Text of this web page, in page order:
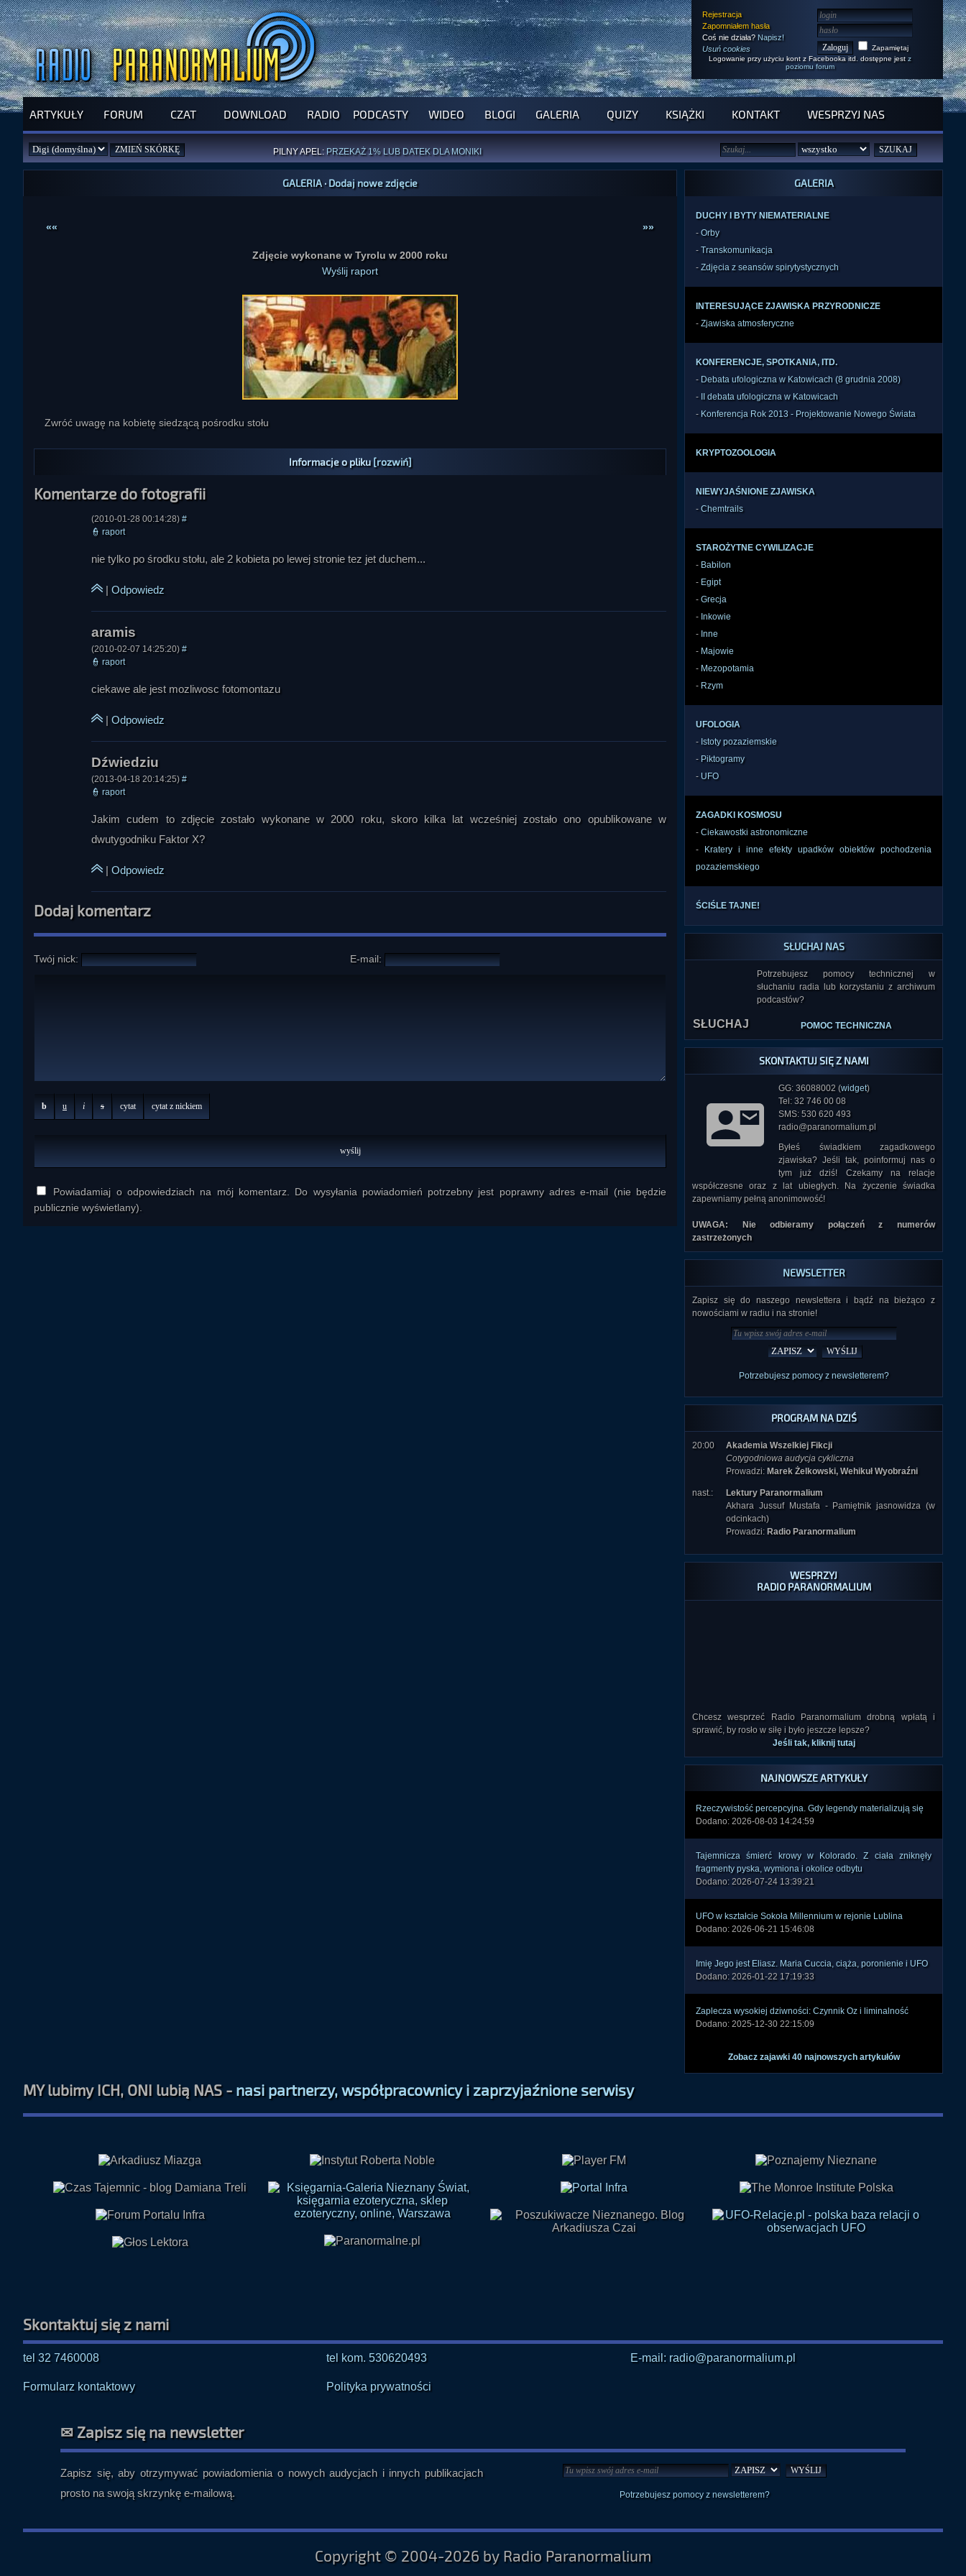
Rejestracja
Zapomniałem hasła
Coś nie działa? Napisz!
Usuń cookies
Zapamiętaj
Logowanie przy użyciu kont z Facebooka itd. dostępne jest z
poziomu forum
ARTYKUŁY FORUM CZAT DOWNLOAD RADIO PODCASTY WIDEO BLOGI GALERIA QUIZY KSIĄŻKI KONTAKT WESPRZYJ NAS
SPRAWDŹ PROGRAM NA NAJBLIŻSZY TYDZIEŃ
PILNY APEL: PRZEKAŻ 1% LUB DATEK DLA MONIKI
ZAŁOŻPARANORMALNEGO BLOGA
GALERIA · Dodaj nowe zdjęcie
«« »»
Zdjęcie wykonane w Tyrolu w 2000 roku
Wyślij raport
Zwróć uwagę na kobietę siedzącą pośrodku stołu
Informacje o pliku[rozwiń]
Komentarze do fotografii
(2010-01-28 00:14:28) #
👮 raport
nie tylko po środku stołu, ale 2 kobieta po lewej stronie tez jet duchem...
| Odpowiedz
(2010-02-07 14:25:20) #
👮 raport
ciekawe ale jest mozliwosc fotomontazu
| Odpowiedz
Dźwiedziu
(2013-04-18 20:14:25) #
👮 raport
Jakim cudem to zdjęcie zostało wykonane w 2000 roku, skoro kilka lat wcześniej zostało ono opublikowane w
dwutygodniku Faktor X?
| Odpowiedz
Dodaj komentarz
Twój nick: E-mail:
b u i s cytat cytat z nickiem
Powiadamiaj o odpowiedziach na mój komentarz. Do wysyłania powiadomień potrzebny jest poprawny adres e-mail (nie będzie
publicznie wyświetlany).
GALERIA
DUCHY I BYTY NIEMATERIALNE
- Orby
- Transkomunikacja
- Zdjęcia z seansów spirytystycznych
INTERESUJĄCE ZJAWISKA PRZYRODNICZE
- Zjawiska atmosferyczne
KONFERENCJE, SPOTKANIA, ITD.
- Debata ufologiczna w Katowicach (8 grudnia 2008)
- II debata ufologiczna w Katowicach
- Konferencja Rok 2013 - Projektowanie Nowego Świata
KRYPTOZOOLOGIA
NIEWYJAŚNIONE ZJAWISKA
- Chemtrails
STAROŻYTNE CYWILIZACJE
- Babilon
- Egipt
- Grecja
- Inkowie
- Inne
- Majowie
- Mezopotamia
- Rzym
UFOLOGIA
- Istoty pozaziemskie
- Piktogramy
- UFO
ZAGADKI KOSMOSU
- Ciekawostki astronomiczne
-
Kratery i inne efekty upadków obiektów pochodzenia
pozaziemskiego
ŚCIŚLE TAJNE!
SŁUCHAJ NAS
SŁUCHAJ
Potrzebujesz pomocy technicznej w
słuchaniu radia lub korzystaniu z archiwum
podcastów?
POMOC TECHNICZNA
SKONTAKTUJ SIĘ Z NAMI
GG: 36088002 (widget)
Tel: 32 746 00 08
SMS: 530 620 493
radio@paranormalium.pl
Byłeś świadkiem zagadkowego
zjawiska? Jeśli tak, poinformuj nas o
tym już dziś! Czekamy na relacje
współczesne oraz z lat ubiegłych. Na życzenie świadka
zapewniamy pełną anonimowość!
UWAGA: Nie odbieramy połączeń z numerów
zastrzeżonych
NEWSLETTER
Zapisz się do naszego newslettera i bądź na bieżąco z
nowościami w radiu i na stronie!
Potrzebujesz pomocy z newsletterem?
PROGRAM NA DZIŚ
20:00
Akademia Wszelkiej Fikcji
Cotygodniowa audycja cykliczna
Prowadzi: Marek Żelkowski, Wehikuł Wyobraźni
nast.:
Lektury Paranormalium
Akhara Jussuf Mustafa - Pamiętnik jasnowidza (w
odcinkach)
Prowadzi: Radio Paranormalium
WESPRZYJ
RADIO PARANORMALIUM
Chcesz wesprzeć Radio Paranormalium drobną wpłatą i
sprawić, by rosło w siłę i było jeszcze lepsze?
Jeśli tak, kliknij tutaj
NAJNOWSZE ARTYKUŁY
Rzeczywistość percepcyjna. Gdy legendy materializują się
Dodano: 2026-08-03 14:24:59
Tajemnicza śmierć krowy w Kolorado. Z ciała zniknęły
fragmenty pyska, wymiona i okolice odbytu
Dodano: 2026-07-24 13:39:21
UFO w kształcie Sokoła Millennium w rejonie Lublina
Dodano: 2026-06-21 15:46:08
Imię Jego jest Eliasz. Maria Cuccia, ciąża, poronienie i UFO
Dodano: 2026-01-22 17:19:33
Zaplecza wysokiej dziwności: Czynnik Oz i liminalność
Dodano: 2025-12-30 22:15:09
Zobacz zajawki 40 najnowszych artykułów
MY lubimy ICH, ONI lubią NAS -nasi partnerzy, współpracownicy i zaprzyjaźnione serwisy
Skontaktuj się z nami
tel 32 7460008 tel kom. 530620493 E-mail: radio@paranormalium.pl
Formularz kontaktowy Polityka prywatności
✉ Zapisz się na newsletter
Zapisz się, aby otrzymywać powiadomienia o nowych audycjach i innych publikacjach
prosto na swoją skrzynkę e-mailową.
Potrzebujesz pomocy z newsletterem?
Copyright © 2004-2026 by Radio Paranormalium